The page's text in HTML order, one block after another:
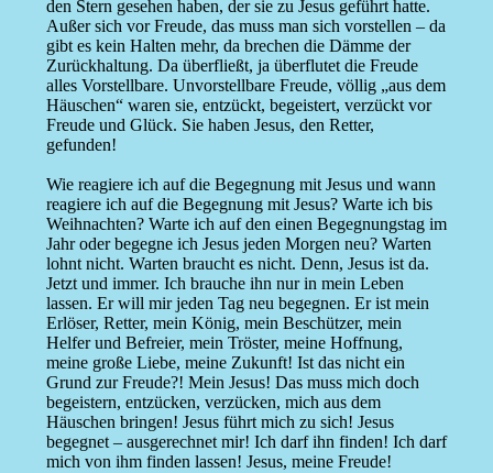
den Stern gesehen haben, der sie zu Jesus geführt hatte.
Außer sich vor Freude, das muss man sich vorstellen – da
gibt es kein Halten mehr, da brechen die Dämme der
Zurückhaltung. Da überfließt, ja überflutet die Freude
alles Vorstellbare. Unvorstellbare Freude, völlig „aus dem
Häuschen“ waren sie, entzückt, begeistert, verzückt vor
Freude und Glück. Sie haben Jesus, den Retter,
gefunden!
Wie reagiere ich auf die Begegnung mit Jesus und wann
reagiere ich auf die Begegnung mit Jesus? Warte ich bis
Weihnachten? Warte ich auf den einen Begegnungstag im
Jahr oder begegne ich Jesus jeden Morgen neu? Warten
lohnt nicht. Warten braucht es nicht. Denn, Jesus ist da.
Jetzt und immer. Ich brauche ihn nur in mein Leben
lassen. Er will mir jeden Tag neu begegnen. Er ist mein
Erlöser, Retter, mein König, mein Beschützer, mein
Helfer und Befreier, mein Tröster, meine Hoffnung,
meine große Liebe, meine Zukunft! Ist das nicht ein
Grund zur Freude?! Mein Jesus! Das muss mich doch
begeistern, entzücken, verzücken, mich aus dem
Häuschen bringen! Jesus führt mich zu sich! Jesus
begegnet – ausgerechnet mir! Ich darf ihn finden! Ich darf
mich von ihm finden lassen! Jesus, meine Freude!